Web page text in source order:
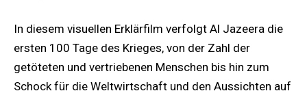
In diesem visuellen Erklärfilm verfolgt Al Jazeera die
ersten 100 Tage des Krieges, von der Zahl der
getöteten und vertriebenen Menschen bis hin zum
Schock für die Weltwirtschaft und den Aussichten auf